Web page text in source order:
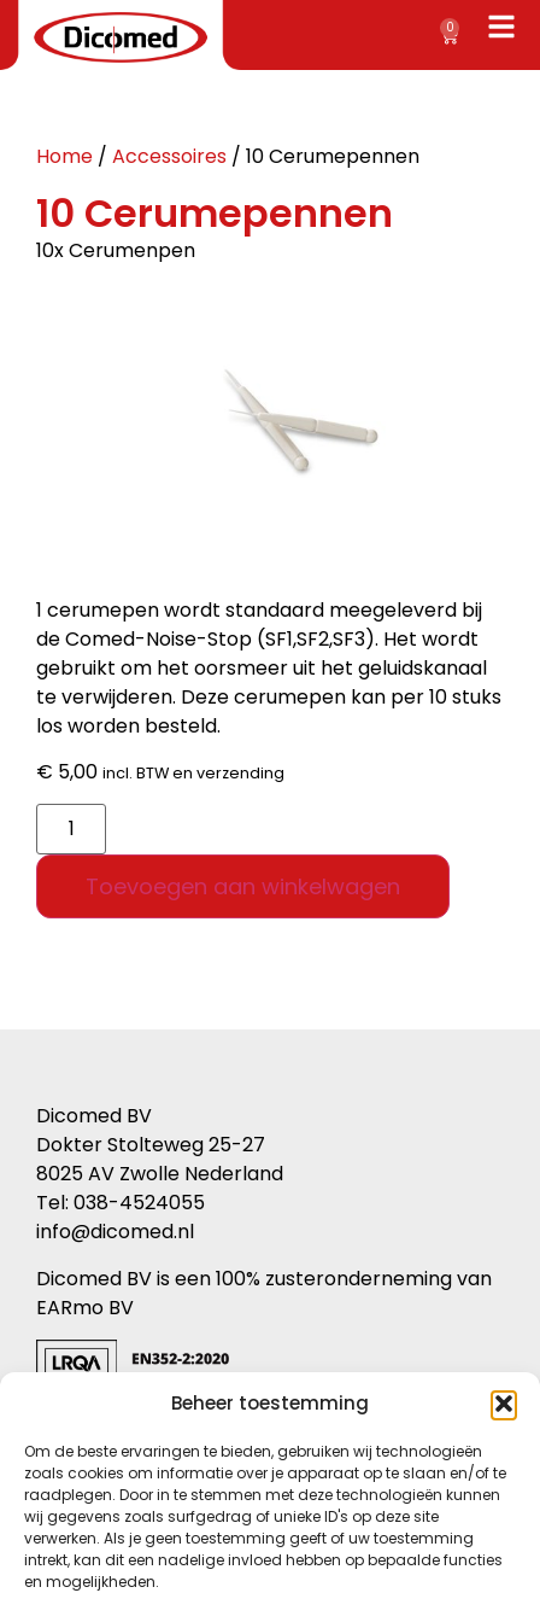
Beheer toestemming
Om de beste ervaringen te bieden, gebruiken wij technologieën
zoals cookies om informatie over je apparaat op te slaan en/of te
raadplegen. Door in te stemmen met deze technologieën kunnen
wij gegevens zoals surfgedrag of unieke ID's op deze site
verwerken. Als je geen toestemming geeft of uw toestemming
intrekt, kan dit een nadelige invloed hebben op bepaalde functies
en mogelijkheden.
0
Home / Accessoires / 10 Cerumepennen
10 Cerumepennen
10x Cerumenpen
1 cerumepen wordt standaard meegeleverd bij
de Comed-Noise-Stop (SF1,SF2,SF3). Het wordt
gebruikt om het oorsmeer uit het geluidskanaal
te verwijderen. Deze cerumepen kan per 10 stuks
los worden besteld.
€ 5,00 incl. BTW en verzending
Toevoegen aan winkelwagen
Dicomed BV
Dokter Stolteweg 25-27
8025 AV Zwolle Nederland
Tel: 038-4524055
info@dicomed.nl
Dicomed BV is een 100% zusteronderneming van
EARmo BV
KVK: 05072596
BTW nr: NL8213.59.241.B.04
Privacyverklaring
Conformiteitsverklaring
Voorwaarden